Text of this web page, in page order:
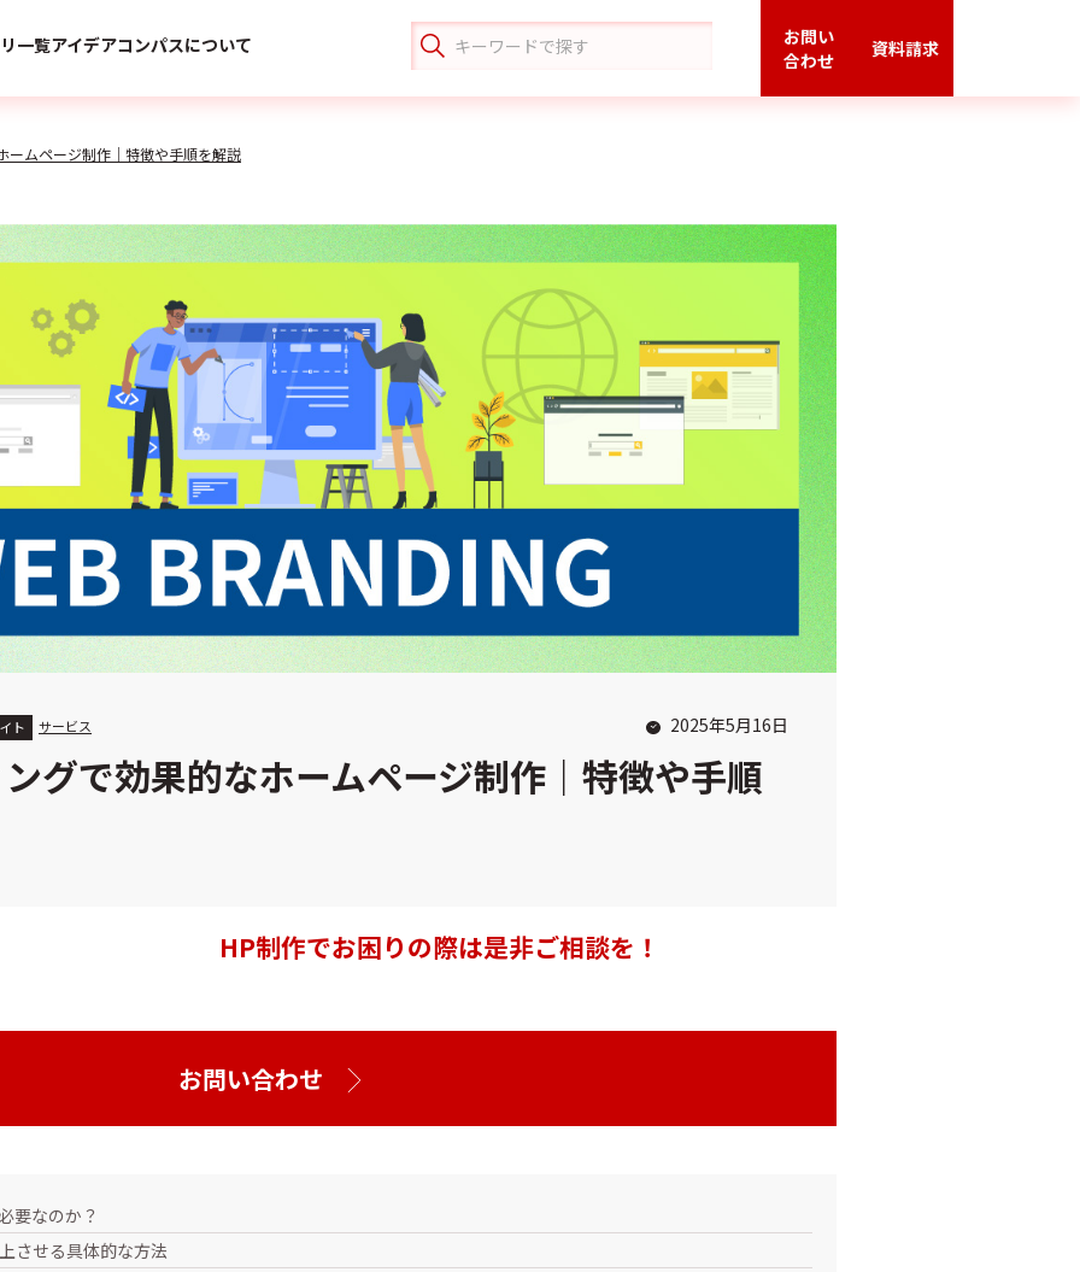
一覧アイデアコンパスについて
お問い
合わせ
資料請求
ームページ制作｜特徴や手順を解説
ト サービス 2025年5月16日
グで効果的なホームページ制作｜特徴や手順
HP制作でお困りの際は是非ご相談を！
お問い合わせ
要なのか？
させる具体的な方法